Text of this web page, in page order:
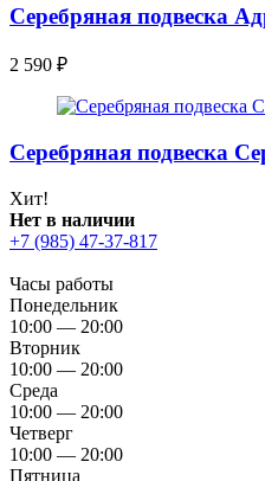
Серебряная подвеска
2 590 ₽
Серебряная подвеска
Хит!
Нет в наличии
+7 (985) 47-37-817
Часы работы
Понедельник
10:00 — 20:00
Вторник
10:00 — 20:00
Среда
10:00 — 20:00
Четверг
10:00 — 20:00
Пятница